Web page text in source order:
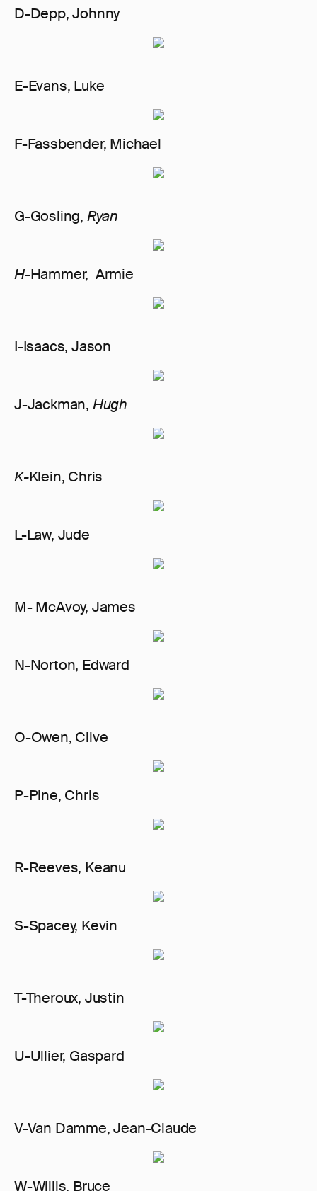
D-Depp, Johnny
E-Evans, Luke
F-Fassbender, Michael
G-Gosling, Ryan
H-Hammer, Armie
I-Isaacs, Jason
J-Jackman, Hugh
K-Klein, Chris
L-Law, Jude
M- McAvoy, James
N-Norton, Edward
O-Owen, Clive
P-Pine, Chris
R-Reeves, Keanu
S-Spacey, Kevin
T-Theroux, Justin
U-Ullier, Gaspard
V-Van Damme, Jean-Claude
W-Willis, Bruce